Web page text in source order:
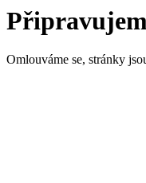
Omlouváme se, stránky